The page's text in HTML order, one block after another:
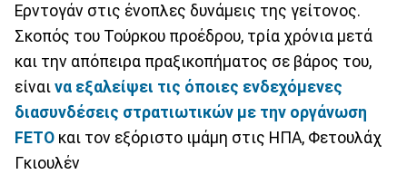
Ερντογάν στις ένοπλες δυνάμεις της γείτονος.
Σκοπός του Τούρκου προέδρου, τρία χρόνια μετά
και την απόπειρα πραξικοπήματος σε βάρος του,
είναι να εξαλείψει τις όποιες ενδεχόμενες
διασυνδέσεις στρατιωτικών με την οργάνωση
FETO και τον εξόριστο ιμάμη στις ΗΠΑ, Φετουλάχ
Γκιουλέν